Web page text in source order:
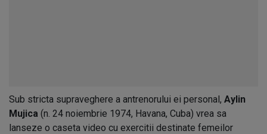
Sub stricta supraveghere a antrenorului ei personal, Aylin
Mujica (n. 24 noiembrie 1974, Havana, Cuba) vrea sa
lanseze o caseta video cu exercitii destinate femeilor